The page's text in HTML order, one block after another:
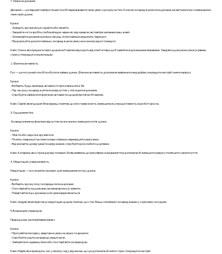
Дихання — це перший і найпростіший спосіб перенаправити свою увагу з розуму на тіло. Коли ми зосереджуємося на диханні, ми автоматично сповільнюємо
темп своїх думок.
Кроки:
- Знайдіть зручне місце і сідайте або лягайте.
- Закрийте очі та зробіть глибокий вдих через ніс, відчуваючи, як повітря заповнює ваш живіт.
- Затримайте дихання на кілька секунд, потім повільно видихніть через рот.
- Продовжуйте дихати повільно, зосереджуючи увагу на кожному вдосі та видосі.
Кейс: Ольга, яка працює в офісі, щодня на 5 хвилин відходить від комп'ютера, щоб зайнятися дихальними вправами. Завдяки цьому вона знижує рівень
стресу і покращує концентрацію.
2. Фізична активність
Рух — це потужний спосіб позбутися зайвих думок. Фізична активність допомагає вивільнити ендорфіни, покращити настрій і зняти напругу.
Кроки:
- Виберіть будь-який вид активності: прогулянка, йога, біг.
- Під час руху зосереджуйтеся на відчуттях у тілі, на ритмі дихання.
- Спробуйте займатися фізичною активністю щодня протягом 30 хвилин.
Кейс: Сергій, який щодня бігає вранці, помітив, що його тривожність зменшилася, а продуктивність на роботі зросла.
3. Ощущення тіла
Зосередження на фізичних відчуттях може значно зменшити потік думок.
Кроки:
- Ляжте або сядьте в зручній позі.
- Почніть з верхньої частини голови і повільно переміщуйте увагу вниз.
- Відзначайте, де відчуваєте напруження, і спробуйте розслабити ці ділянки.
Кейс: Катерина, яка страждає від головних болів, виявила, що регулярне сканування тіла допомагає їй зменшити напругу і поліпшити самопочуття.
4. Медитація і усвідомленість
Медитація — потужний інструмент для зменшення потоку думок.
Кроки:
- Виберіть зручну позу і зосередьтеся на диханні.
- Спостерігайте за думками, не намагаючись їх змінити.
- Повертайтеся до дихання, коли увага відволікається.
Кейс: Андрій, який практикує медитацію щодня, помічає, що стає більш спокійним і зосередженим у стресових ситуаціях.
5. Взаємодія з природою
Природа має заспокійливий ефект.
Кроки:
- Прогуляйтеся в парку, звертаючи увагу на звуки та аромати.
- Спробуйте сидіти на природі, медитуючи.
- Займайтеся садівництвом або спостерігайте за природою.
Кейс: Марія, яка проводить час у своєму саду, відзначає, що це допомагає їй зняти стрес і покращити настрій.